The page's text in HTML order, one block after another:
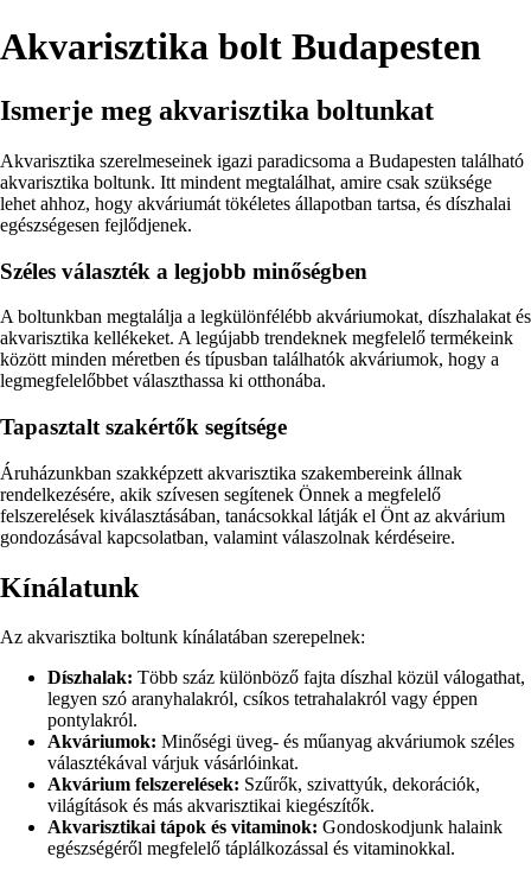
Akvarisztika bolt Budapesten
Ismerje meg akvarisztika boltunkat
Akvarisztika szerelmeseinek igazi paradicsoma a Budapesten található
akvarisztika boltunk. Itt mindent megtalálhat, amire csak szüksége
lehet ahhoz, hogy akváriumát tökéletes állapotban tartsa, és díszhalai
egészségesen fejlődjenek.
Széles választék a legjobb minőségben
A boltunkban megtalálja a legkülönfélébb akváriumokat, díszhalakat és
akvarisztika kellékeket. A legújabb trendeknek megfelelő termékeink
között minden méretben és típusban találhatók akváriumok, hogy a
legmegfelelőbbet választhassa ki otthonába.
Tapasztalt szakértők segítsége
Áruházunkban szakképzett akvarisztika szakembereink állnak
rendelkezésére, akik szívesen segítenek Önnek a megfelelő
felszerelések kiválasztásában, tanácsokkal látják el Önt az akvárium
gondozásával kapcsolatban, valamint válaszolnak kérdéseire.
Kínálatunk
Az akvarisztika boltunk kínálatában szerepelnek:
Díszhalak: Több száz különböző fajta díszhal közül válogathat,
legyen szó aranyhalakról, csíkos tetrahalakról vagy éppen
pontylakról.
Akváriumok: Minőségi üveg- és műanyag akváriumok széles
választékával várjuk vásárlóinkat.
Akvárium felszerelések: Szűrők, szivattyúk, dekorációk,
világítások és más akvarisztikai kiegészítők.
Akvarisztikai tápok és vitaminok: Gondoskodjunk halaink
egészségéről megfelelő táplálkozással és vitaminokkal.